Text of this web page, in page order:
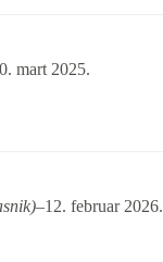
mart 2025.
–12. februar 2026.